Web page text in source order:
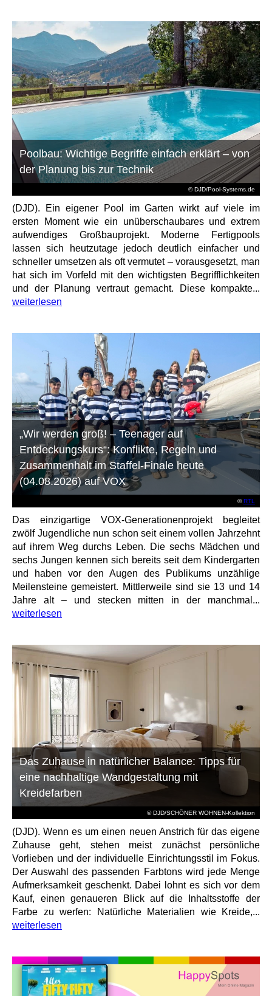
© DJD/Pool-Systems.de
Poolbau: Wichtige Begriffe einfach erklärt – von
der Planung bis zur Technik
(DJD). Ein eigener Pool im Garten wirkt auf viele im
ersten Moment wie ein unüberschaubares und extrem
aufwendiges Großbauprojekt. Moderne Fertigpools
lassen sich heutzutage jedoch deutlich einfacher und
schneller umsetzen als oft vermutet – vorausgesetzt, man
hat sich im Vorfeld mit den wichtigsten Begrifflichkeiten
und der Planung vertraut gemacht. Diese kompakte...
weiterlesen
©RTL
„Wir werden groß! – Teenager auf
Entdeckungskurs“: Konflikte, Regeln und
Zusammenhalt im Staffel-Finale heute
(04.08.2026) auf VOX
Das einzigartige VOX-Generationenprojekt begleitet
zwölf Jugendliche nun schon seit einem vollen Jahrzehnt
auf ihrem Weg durchs Leben. Die sechs Mädchen und
sechs Jungen kennen sich bereits seit dem Kindergarten
und haben vor den Augen des Publikums unzählige
Meilensteine gemeistert. Mittlerweile sind sie 13 und 14
Jahre alt – und stecken mitten in der manchmal...
weiterlesen
© DJD/SCHÖNER WOHNEN-Kollektion
Das Zuhause in natürlicher Balance: Tipps für
eine nachhaltige Wandgestaltung mit
Kreidefarben
(DJD). Wenn es um einen neuen Anstrich für das eigene
Zuhause geht, stehen meist zunächst persönliche
Vorlieben und der individuelle Einrichtungsstil im Fokus.
Der Auswahl des passenden Farbtons wird jede Menge
Aufmerksamkeit geschenkt. Dabei lohnt es sich vor dem
Kauf, einen genaueren Blick auf die Inhaltsstoffe der
Farbe zu werfen: Natürliche Materialien wie Kreide,...
weiterlesen